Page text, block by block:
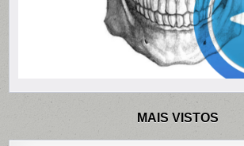
MAIS VISTOS